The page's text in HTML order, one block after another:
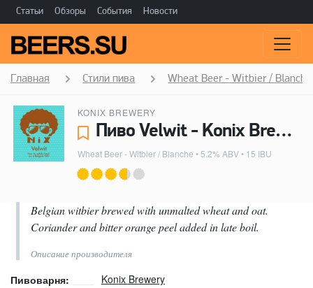
Статьи Обзоры События Новости
Главная Стили пива Wheat Beer - Witbier / Blanche
KONIX BREWERY
Пиво Velwit - Konix Brewery
Wheat Beer - Witbier / Blanche • 5.2% ABV • 15 IBU
Belgian witbier brewed with unmalted wheat and oat.
Coriander and bitter orange peel added in late boil.
Описание производителя
Пивоварня:
Konix Brewery